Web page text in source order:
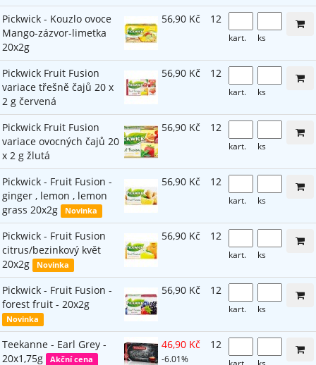
Pickwick - Kouzlo ovoce
Mango-zázvor-limetka
20x2g
56,90 Kč 12
kart. ks
Pickwick Fruit Fusion
variace třešně čajů 20 x
2 g červená
56,90 Kč 12
kart. ks
Pickwick Fruit Fusion
variace ovocných čajů 20
x 2 g žlutá
56,90 Kč 12
kart. ks
Pickwick - Fruit Fusion -
ginger , lemon , lemon
grass 20x2g
Novinka
56,90 Kč 12
kart. ks
Pickwick - Fruit Fusion
citrus/bezinkový květ
20x2g
Novinka
56,90 Kč 12
kart. ks
Pickwick - Fruit Fusion -
forest fruit - 20x2g
Novinka
56,90 Kč 12
kart. ks
Teekanne - Earl Grey -
20x1,75g
Akční cena
46,90 Kč
-6.01%
12